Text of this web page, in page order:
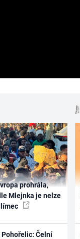
prohrála,
Mlejnka je nelze
Pohořelic: Čelní